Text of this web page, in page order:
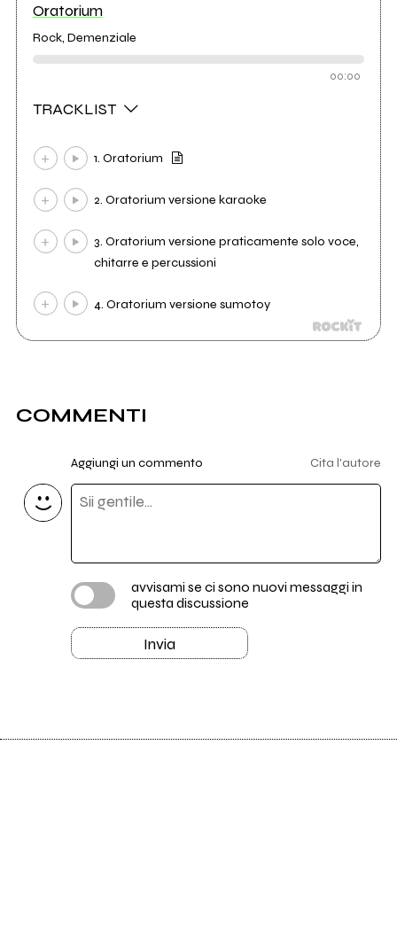
Oratorium
Rock, Demenziale
00:00
TRACKLIST
1. Oratorium
2. Oratorium versione karaoke
3. Oratorium versione praticamente solo voce,
chitarre e percussioni
4. Oratorium versione sumotoy
COMMENTI
Aggiungi un commento Cita l'autore
avvisami se ci sono nuovi messaggi in
questa discussione
Invia